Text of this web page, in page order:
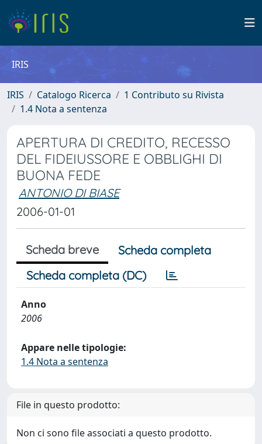
IRIS
IRIS Catalogo Ricerca
1 Contributo su Rivista
1.4 Nota a sentenza
APERTURA DI CREDITO, RECESSO
DEL FIDEIUSSORE E OBBLIGHI DI
BUONA FEDE
ANTONIO DI BIASE
2006-01-01
Scheda breve
Scheda completa
Scheda completa (DC)
Anno
2006
Appare nelle tipologie:
1.4 Nota a sentenza
File in questo prodotto:
Non ci sono file associati a questo prodotto.